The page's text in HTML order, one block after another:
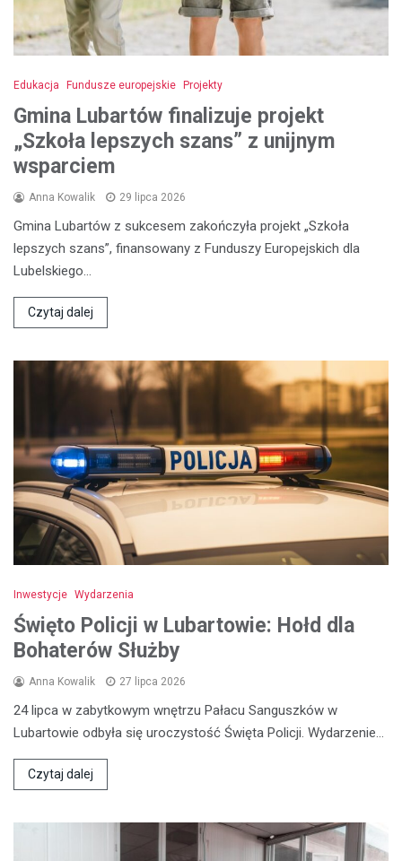
Edukacja Fundusze europejskie Projekty
Gmina Lubartów finalizuje projekt
„Szkoła lepszych szans” z unijnym
wsparciem
Anna Kowalik 29 lipca 2026
Gmina Lubartów z sukcesem zakończyła projekt „Szkoła
lepszych szans”, finansowany z Funduszy Europejskich dla
Lubelskiego…
Czytaj dalej
Inwestycje Wydarzenia
Święto Policji w Lubartowie: Hołd dla
Bohaterów Służby
Anna Kowalik 27 lipca 2026
24 lipca w zabytkowym wnętrzu Pałacu Sanguszków w
Lubartowie odbyła się uroczystość Święta Policji. Wydarzenie…
Czytaj dalej